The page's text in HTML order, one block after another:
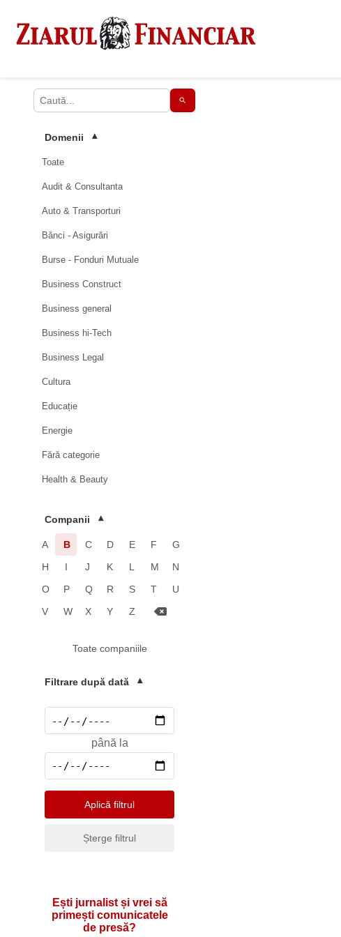
Domenii ▾
Toate
Audit & Consultanta
Auto & Transporturi
Bănci - Asigurări
Burse - Fonduri Mutuale
Business Construct
Business general
Business hi-Tech
Business Legal
Cultura
Educație
Energie
Fără categorie
Health & Beauty
Imobiliare
Industrie
Pharma & Sănătate
Social
Telecomunicatii
Companii ▾
A B C D E F
G
H
I J K L M
N
O
P Q R S T
U
V
W X Y Z
Toate companiile
Filtrare după dată ▾
până la
Aplică filtrul
Șterge filtrul
Ești jurnalist și vrei să
primești comunicatele
de presă?